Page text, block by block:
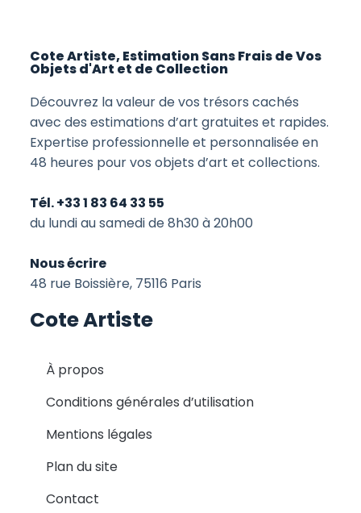
Cote Artiste, Estimation Sans Frais de Vos
Objets d'Art et de Collection
Découvrez la valeur de vos trésors cachés
avec des estimations d’art gratuites et rapides.
Expertise professionnelle et personnalisée en
48 heures pour vos objets d’art et collections.
Tél. +33 1 83 64 33 55
du lundi au samedi de 8h30 à 20h00
Nous écrire
48 rue Boissière, 75116 Paris
Cote Artiste
À propos
Conditions générales d’utilisation
Mentions légales
Plan du site
Contact